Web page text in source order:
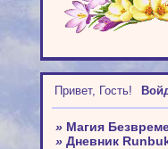
Привет, Гость!
» Магия
» Дневник